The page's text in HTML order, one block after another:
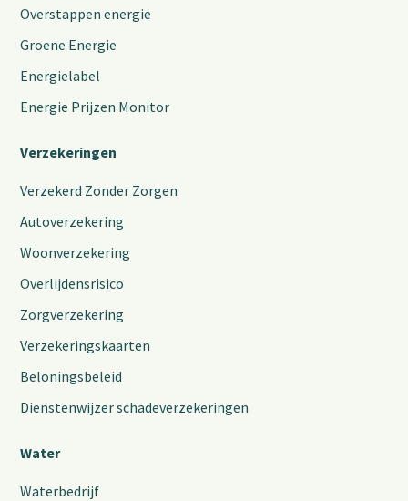
Overstappen energie
Groene Energie
Energielabel
Energie Prijzen Monitor
Verzekeringen
Verzekerd Zonder Zorgen
Autoverzekering
Woonverzekering
Overlijdensrisico
Zorgverzekering
Verzekeringskaarten
Beloningsbeleid
Dienstenwijzer schadeverzekeringen
Water
Waterbedrijf